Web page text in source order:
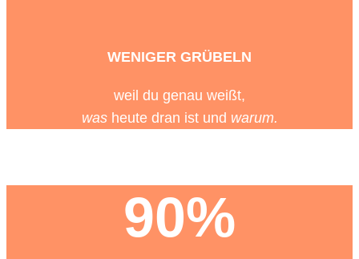
WENIGER GRÜBELN
weil du genau weißt,
was heute dran ist und warum.
90%